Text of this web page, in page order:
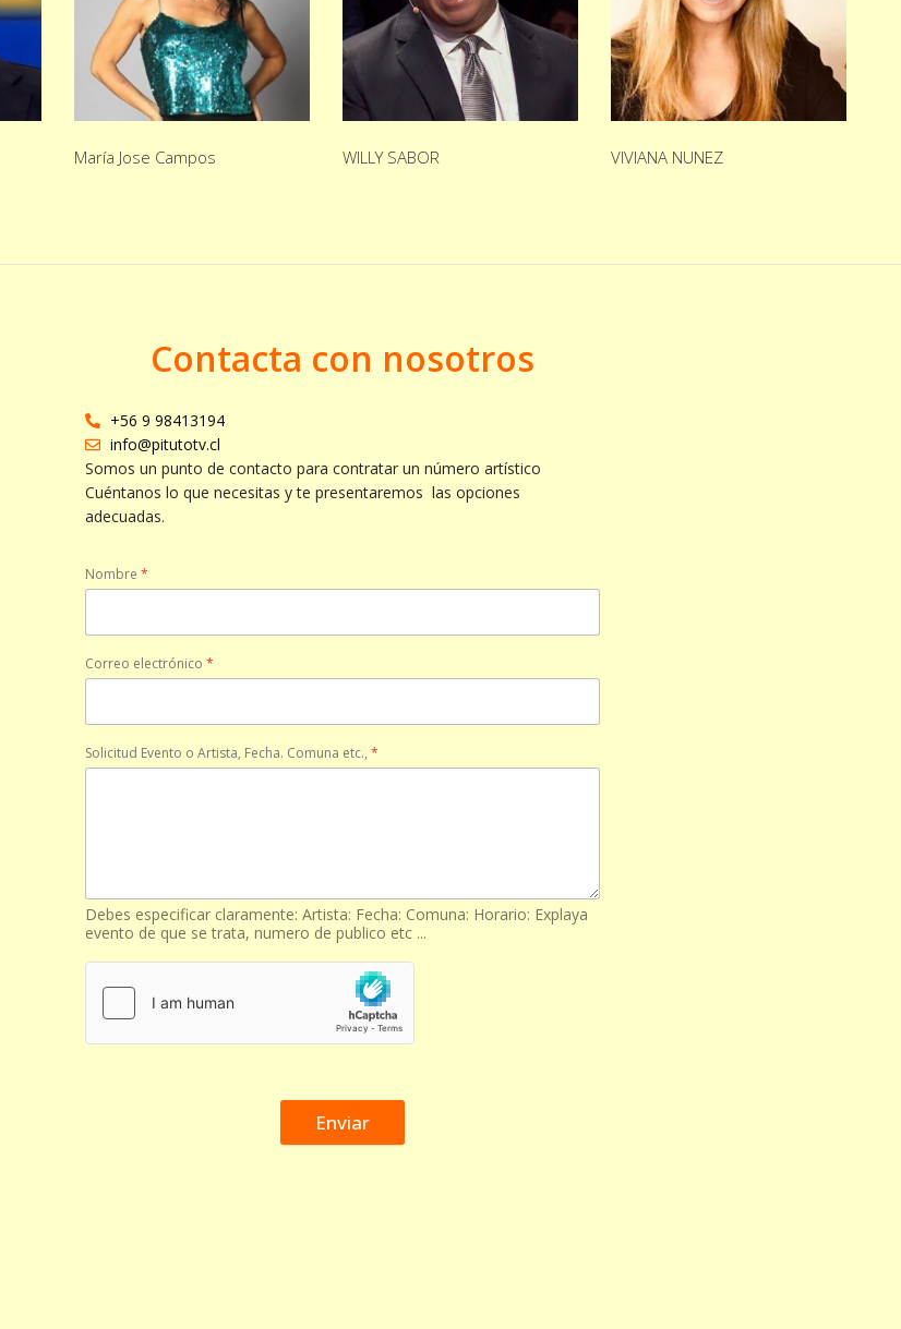
María Jose Campos WILLY SABOR VIVIANA NUNEZ
Contacta con nosotros
+56 9 98413194
info@pitutotv.cl
Somos un punto de contacto para contratar un número artístico
Cuéntanos lo que necesitas y te presentaremos las opciones
adecuadas.
Nombre *
Correo electrónico *
Solicitud Evento o Artista, Fecha. Comuna etc., *
Debes especificar claramente: Artista: Fecha: Comuna: Horario: Explaya
evento de que se trata, numero de publico etc ...
Enviar